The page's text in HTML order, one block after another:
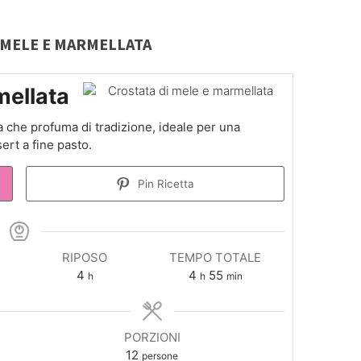
E MARMELLATA
che profuma di tradizione, ideale per una
a fine pasto.
Pin Ricetta
RIPOSO
4ore
h
TEMPO TOTALE
4ore
h 55minuti
min
PORZIONI
12 persone